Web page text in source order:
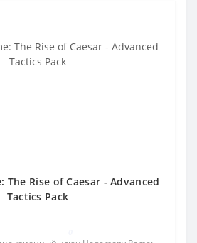
The Rise of Caesar - Advanced
Tactics Pack